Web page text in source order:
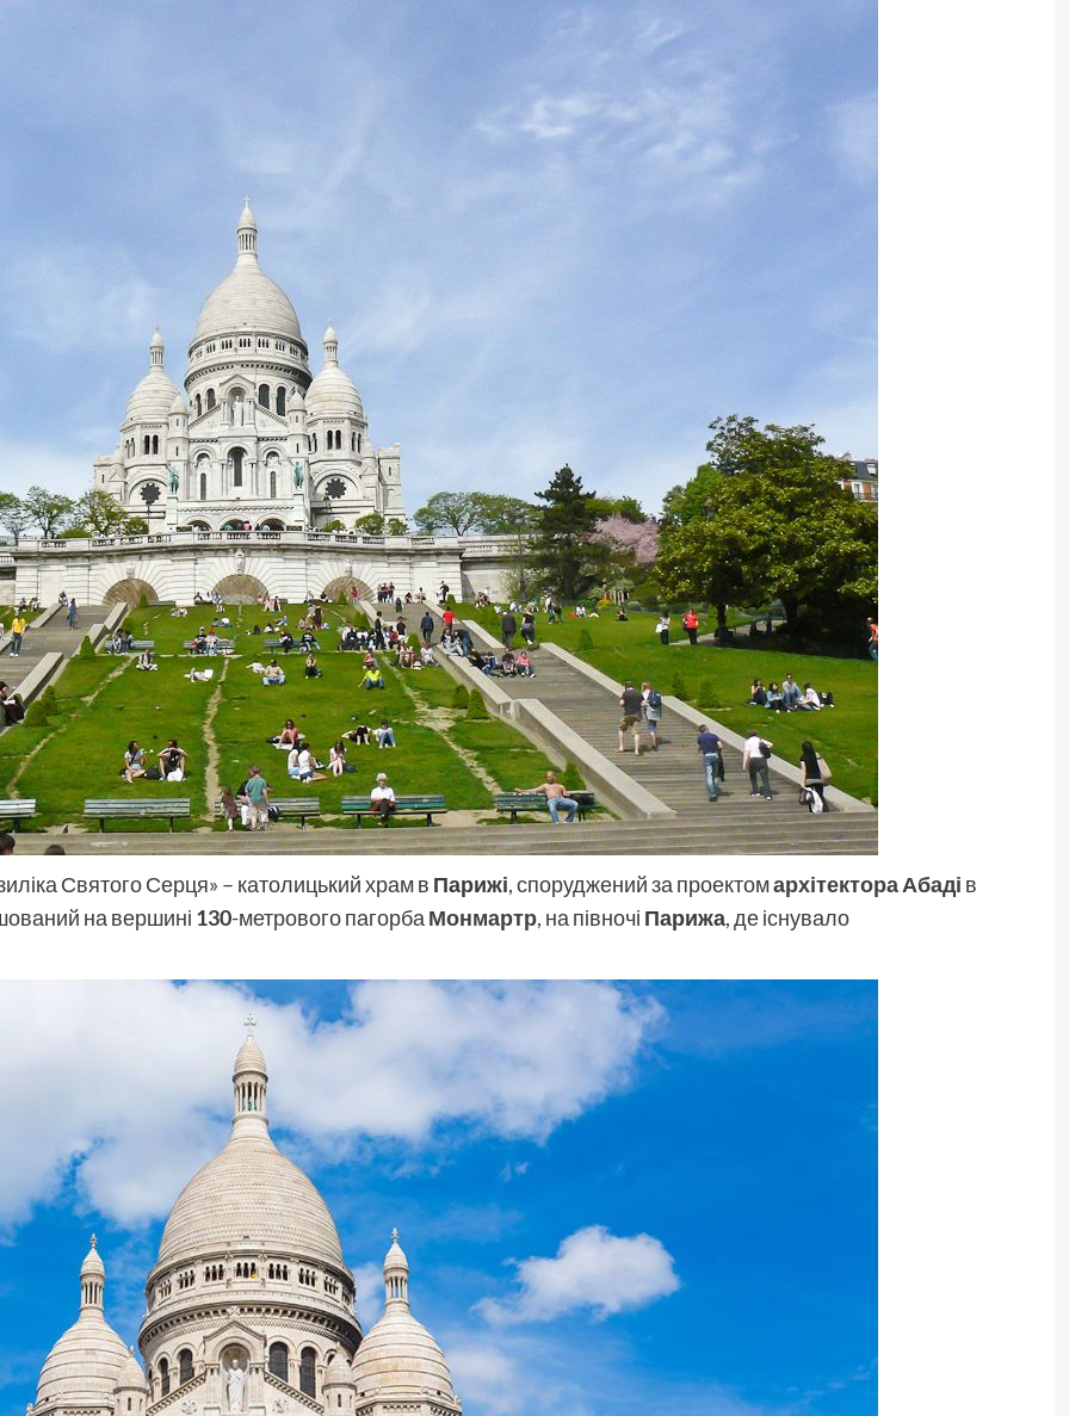
Святого Серця» – католицький храм в Парижі, споруджений за проектомархітектора Абаді в
на вершині 130-метрового пагорба Монмартр, на півночі Парижа, де існувало